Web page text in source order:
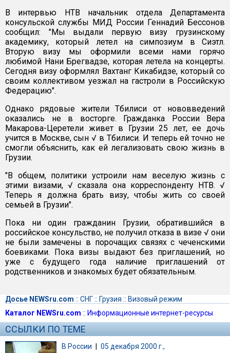
В интервью НТВ начальник отдела Департамента
консульской службы МИД России Геннадий Бессонов
сообщил: "Мы выдали первую визу грузинскому
академику, который летел на симпозиум в Сиэтл.
Вторую визу мы оформили всеми нами горячо
любимой Нани Брегвадзе, которая летела на концерты.
Сегодня визу оформлял Вахтанг Кикабидзе, который со
своим коллективом уезжал на гастроли в Российскую
Федерацию".
Однако рядовые жители Тбилиси от нововведений
оказались не в восторге. Гражданка России Вера
Макарова-Церетели живет в Грузии 25 лет, ее дочь
учится в Москве, сын √ в Тбилиси. И теперь ей точно не
смогли объяснить, как ей легализовать свою жизнь в
Грузии.
"В общем, политики устроили нам веселую жизнь с
этими визами, √ сказала она корреспонденту НТВ. √
Теперь я должна брать визу, чтобы жить со своей
семьей в Грузии".
Пока ни один гражданин Грузии, обратившийся в
российское консульство, не получил отказа в визе √ они
не были замечены в порочащих связях с чеченскими
боевиками. Пока визы выдают без приглашений, но
уже с будущего года наличие приглашений от
родственников и знакомых будет обязательным.
Досье NEWSru.com :: СНГ:: Грузия :: Визовый режим
Каталог NEWSru.com :: Информационные интернет-ресурсы
ССЫЛКИ ПО ТЕМЕ
В России | 05 декабря 2000 г.,